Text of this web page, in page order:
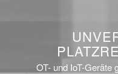
OT- und IoT-Geräte